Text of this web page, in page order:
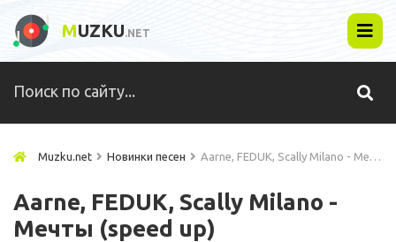
MUZKU.NET
Muzku.net Новинки песен Aarne, FEDUK, Scally Milano - Мечты (speed up)
Aarne, FEDUK, Scally Milano -
Мечты (speed up)